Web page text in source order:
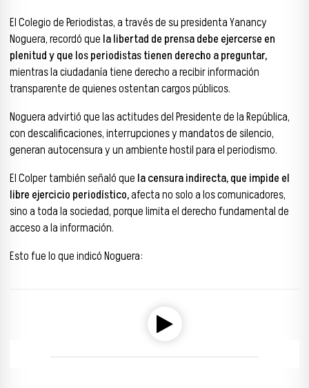
El Colegio de Periodistas, a través de su presidenta Yanancy
Noguera, recordó que la libertad de prensa debe ejercerse en
plenitud y que los periodistas tienen derecho a preguntar,
mientras la ciudadanía tiene derecho a recibir información
transparente de quienes ostentan cargos públicos.
Noguera advirtió que las actitudes del Presidente de la República,
con descalificaciones, interrupciones y mandatos de silencio,
generan autocensura y un ambiente hostil para el periodismo.
El Colper también señaló que la censura indirecta, que impide el
libre ejercicio periodístico,afecta no solo a los comunicadores,
sino a toda la sociedad, porque limita el derecho fundamental de
acceso a la información.
Esto fue lo que indicó Noguera: